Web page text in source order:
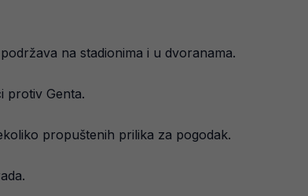
na stadionima i u dvoranama.
protiv Genta.
propuštenih prilika za pogodak.